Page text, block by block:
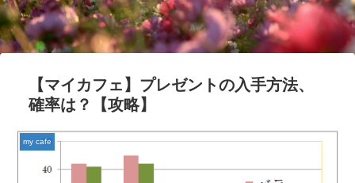
【マイカフェ】プレゼントの入手方法、
確率は？【攻略】
my cafe